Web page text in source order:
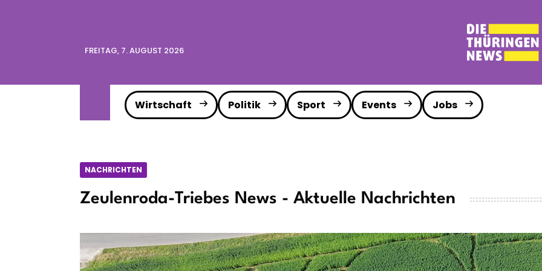
FREITAG, 7. AUGUST 2026
Wirtschaft Politik Sport Events Jobs
NACHRICHTEN
Zeulenroda-Triebes News - Aktuelle Nachrichten